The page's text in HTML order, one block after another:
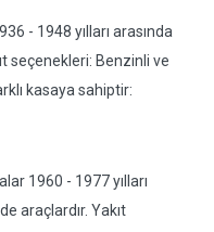
- 1948 yılları arasında
seçenekleri: Benzinli ve
kasaya sahiptir:
1960 - 1977 yılları
araçlardır. Yakıt